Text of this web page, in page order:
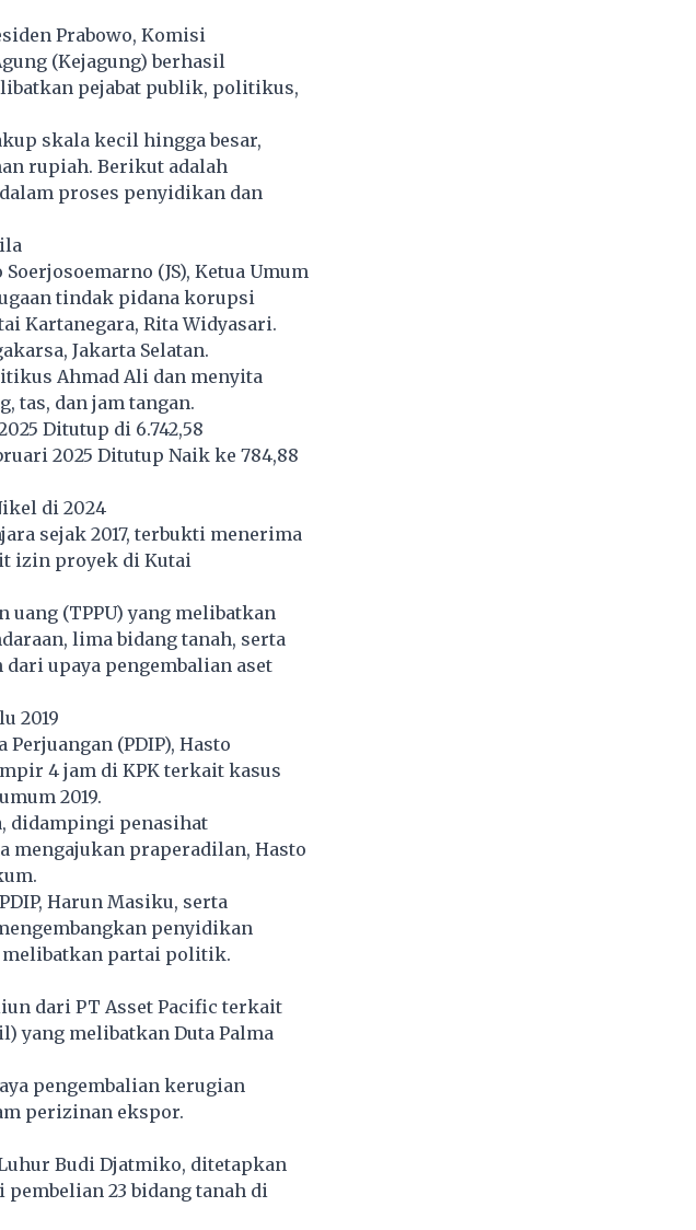
Prabowo, Komisi
(Kejagung) berhasil
pejabat publik, politikus,
skala kecil hingga besar,
rupiah. Berikut adalah
proses penyidikan dan
(JS), Ketua Umum
tindak pidana korupsi
Kartanegara, Rita Widyasari.
Jakarta Selatan.
Ahmad Ali dan menyita
tas, dan jam tangan.
Ditutup di 6.742,58
2025 Ditutup Naik ke 784,88
di 2024
sejak 2017, terbukti menerima
izin proyek di Kutai
uang (TPPU) yang melibatkan
lima bidang tanah, serta
upaya pengembalian aset
2019
(PDIP), Hasto
4 jam di KPK terkait kasus
2019.
didampingi penasihat
mengajukan praperadilan, Hasto
Harun Masiku, serta
penyidikan
melibatkan partai politik.
dari PT Asset Pacific terkait
yang melibatkan Duta Palma
pengembalian kerugian
perizinan ekspor.
Budi Djatmiko, ditetapkan
23 bidang tanah di